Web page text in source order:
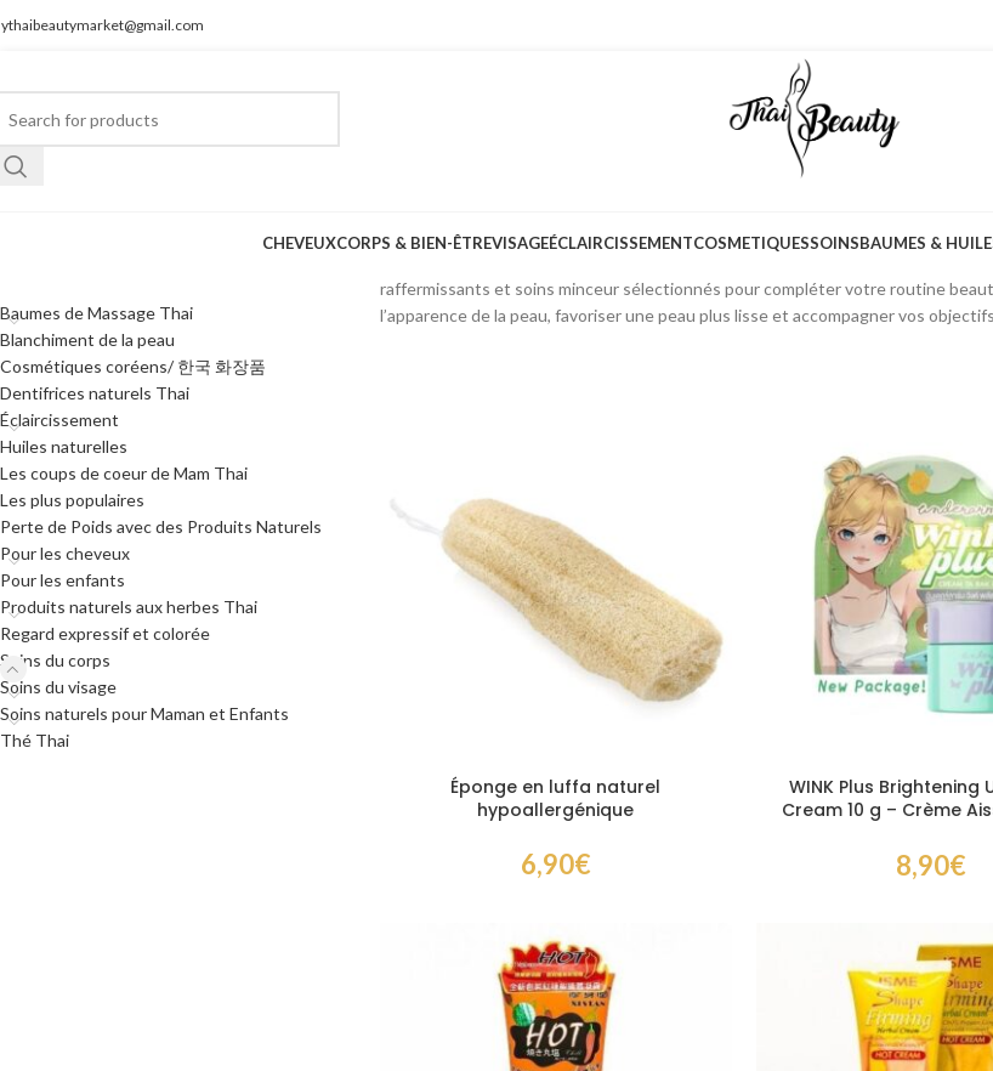
CHEVEUXCORPS & BIEN-ÊTREVISAGEÉCLAIRCISSEMENTCOSMETIQUESSOINSBAUMES &
Baumes de Massage Thai
Blanchiment de la peau
Cosmétiques coréens/ 한국 화장품
Dentifrices naturels Thai
Éclaircissement
Huiles naturelles
Les coups de coeur de Mam Thai
Les plus populaires
Perte de Poids avec des Produits Naturels
Pour les cheveux
Pour les enfants
Produits naturels aux herbes Thai
Regard expressif et colorée
Soins du corps
Soins du visage
Soins naturels pour Maman et Enfants
Thé Thai
raffermissants et soins minceur sélectionnés pour compléter votre routine
l’apparence de la peau, favoriser une peau plus lisse et accompagner vos
Éponge en luffa naturel
hypoallergénique
6,90€
WINK Plus Brightening
Cream 10 g – Crème
8,90€